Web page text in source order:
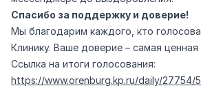
Спасибо за поддержку и доверие!
Мы благодарим каждого, кто
Клинику. Ваше доверие – самая ценная
Ссылка на итоги голосования:
https://www.orenburg.kp.ru/daily/27754/